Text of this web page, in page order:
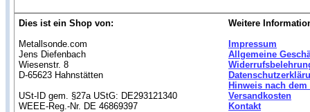
Dies ist ein Shop von:
Metallsonde.com
Jens Diefenbach
Wiesenstr. 8
D-65623 Hahnstätten
USt-ID gem. §27a UStG: DE293121340
WEEE-Reg.-Nr. DE 46869397
Weitere
Impressum
Allgemeine
Hinweis nach
Versandkosten
Kontakt